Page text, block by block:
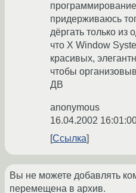
придерживаюсь
дёргать только из
что X Window
красивых,
чтобы
ДВ
anonymous
16.04.2002
Ссылка
Вы не можете добавлять
перемещена в архив.